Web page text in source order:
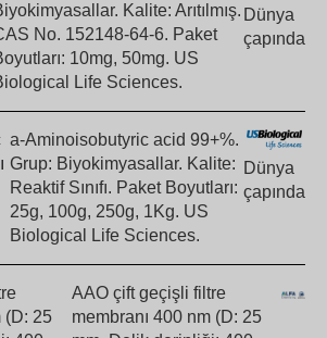
Kalite: Arıtılmış.
No. 152148-64-6. Paket
10mg, 50mg. US
Life Sciences.
Dünya
çapında
a-Aminoisobutyric acid 99+%.
Grup: Biyokimyasallar. Kalite:
Reaktif Sınıfı. Paket Boyutları:
25g, 100g, 250g, 1Kg. US
Biological Life Sciences.
Dünya
çapında
(D: 25
AAO çift geçişli filtre
membranı 400 nm (D: 25